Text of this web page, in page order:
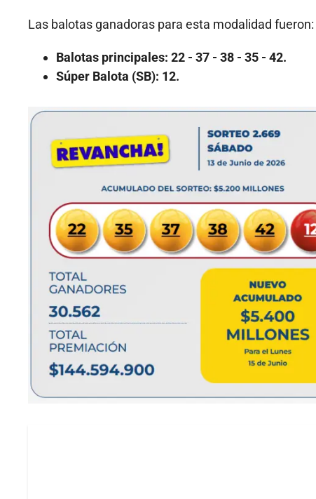
Las balotas ganadoras para esta modalidad fueron:
Balotas principales: 22 - 37 - 38 - 35 - 42.
Súper Balota (SB): 12.